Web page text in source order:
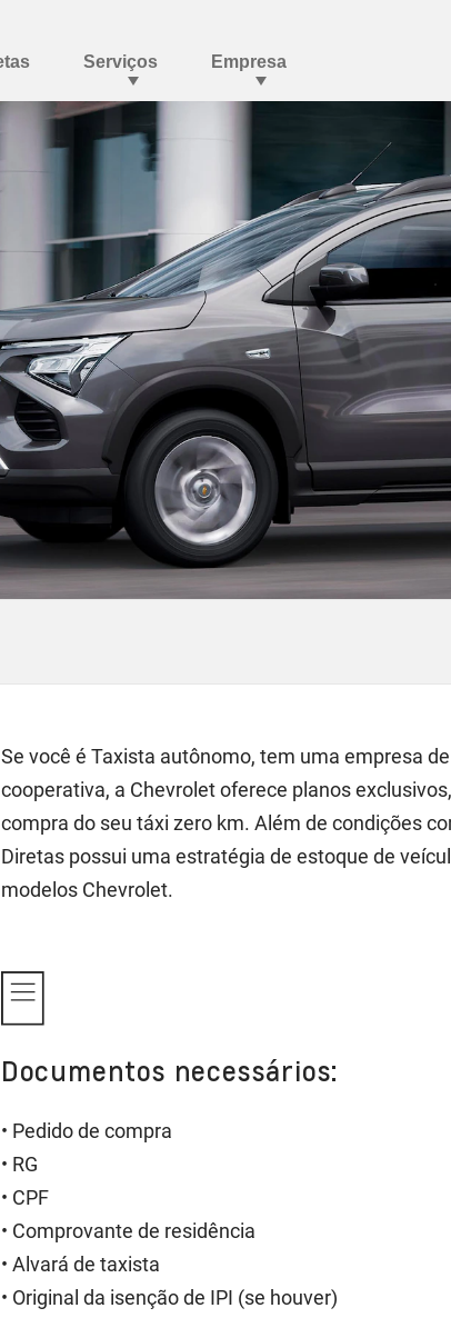
Se você é Taxista autônomo, tem uma empresa
cooperativa, a Chevrolet oferece planos
compra do seu táxi zero km. Além de condições
Diretas possui uma estratégia de estoque de
modelos Chevrolet.
Documentos necessários:
• Pedido de compra
• RG
• CPF
• Comprovante de residência
• Alvará de taxista
• Original da isenção de IPI (se houver)